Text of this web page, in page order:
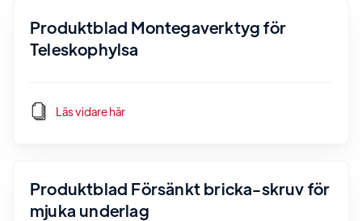
Produktblad Montegaverktyg för
Teleskophylsa
Läs vidare här
Produktblad Försänkt bricka-skruv för
mjuka underlag